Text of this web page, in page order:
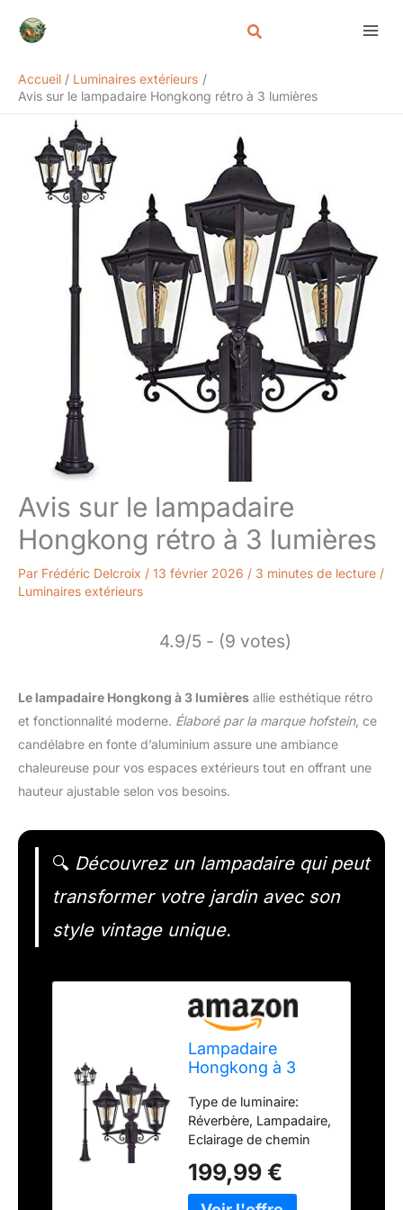
Accueil
Luminaires extérieurs
Avis sur le lampadaire Hongkong rétro à 3 lumières
Avis sur le lampadaire
Hongkong rétro à 3 lumières
Par Frédéric Delcroix / 13 février 2026 / 3 minutes de lecture /
Luminaires extérieurs
4.9/5 - (9 votes)
Le lampadaire Hongkong à 3 lumières allie esthétique rétro
et fonctionnalité moderne. Élaboré par la marque hofstein, ce
candélabre en fonte d’aluminium assure une ambiance
chaleureuse pour vos espaces extérieurs tout en offrant une
hauteur ajustable selon vos besoins.
🔍 Découvrez un lampadaire qui peut
transformer votre jardin avec son
style vintage unique.
Lampadaire
Hongkong à 3
candélabre en
look antique, fonte
d'aluminium, noir
mat avec des
disques en verre
clair, réglable en
Type de luminaire:
Réverbère, Lampadaire,
Eclairage de chemin
22.8 cm | Hauteur: 220
cm | Longueur: 220 cm
199,99 €